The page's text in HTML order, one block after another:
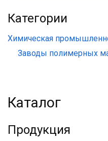
Категории
Химическая
Заводы полимерных
Каталог
Продукция